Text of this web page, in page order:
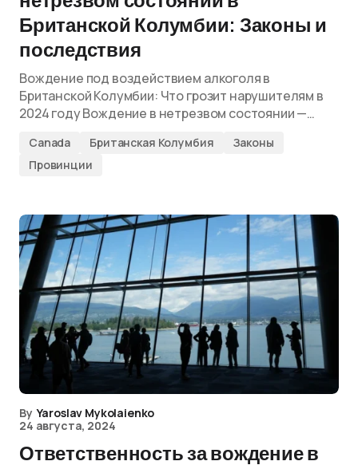
Британской Колумбии: Законы и
последствия
Вождение под воздействием алкоголя в
Британской Колумбии: Что грозит нарушителям в
2024 году Вождение в нетрезвом состоянии —…
Canada Британская Колумбия
Законы
Провинции
By Yaroslav Mykolaienko
24 августа, 2024
Ответственность за вождение в